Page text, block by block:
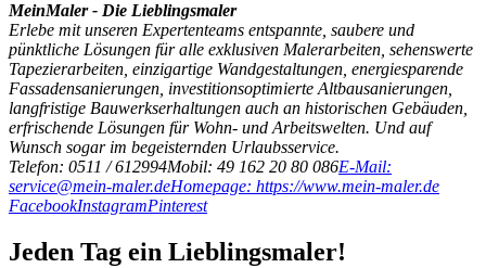
MeinMaler - Die Lieblingsmaler
Erlebe mit unseren Expertenteams entspannte, saubere und
pünktliche Lösungen für alle exklusiven Malerarbeiten, sehenswerte
Tapezierarbeiten, einzigartige Wandgestaltungen, energiesparende
Fassadensanierungen, investitionsoptimierte Altbausanierungen,
langfristige Bauwerkserhaltungen auch an historischen Gebäuden,
erfrischende Lösungen für Wohn- und Arbeitswelten. Und auf
Wunsch sogar im begeisternden Urlaubsservice.
Telefon: 0511 / 612994Mobil: 49 162 20 80 086E-Mail:
service@mein-maler.deHomepage: https://www.mein-maler.de
FacebookInstagramPinterest
Jeden Tag ein Lieblingsmaler!